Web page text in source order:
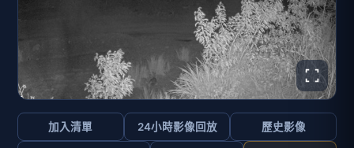
加入清單 24小時影像回放 歷史影像